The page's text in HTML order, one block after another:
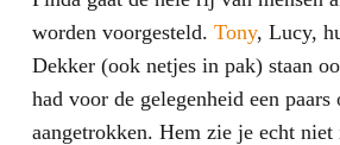
worden voorgesteld. Tony, Lucy,
Dekker (ook netjes in pak) staan
had voor de gelegenheid een paars
aangetrokken. Hem zie je echt